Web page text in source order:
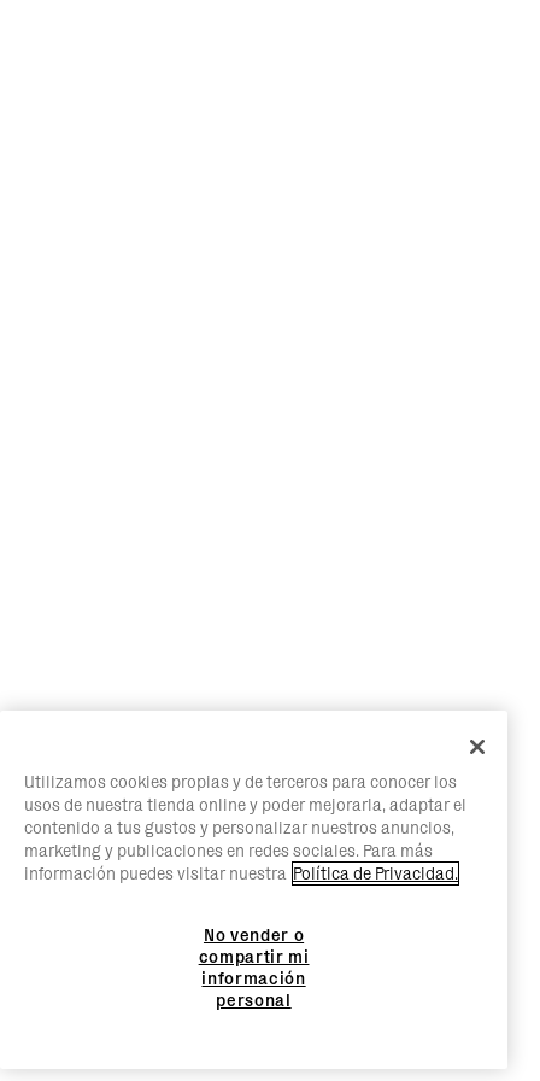
Utilizamos cookies propias y de terceros para conocer los
usos de nuestra tienda online y poder mejorarla, adaptar el
contenido a tus gustos y personalizar nuestros anuncios,
marketing y publicaciones en redes sociales. Para más
información puedes visitar nuestra Política de Privacidad.
No vender o
compartir mi
información
personal